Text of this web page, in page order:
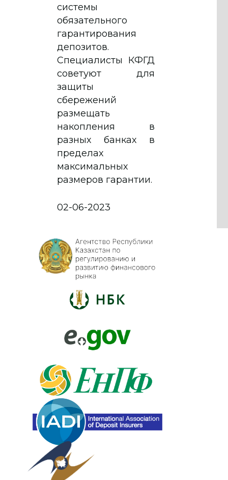
системы
обязательного
гарантирования
депозитов.
Специалисты КФГД
советуют для
защиты
сбережений
размещать
накопления в
разных банках в
пределах
максимальных
размеров гарантии.
02-06-2023